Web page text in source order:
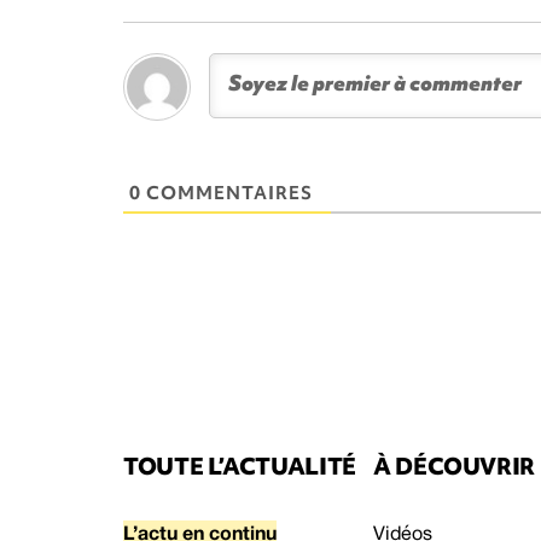
0 COMMENTAIRES
TOUTE L’ACTUALITÉ
L’actu en continu
À DÉCOUVRIR
Vidéos